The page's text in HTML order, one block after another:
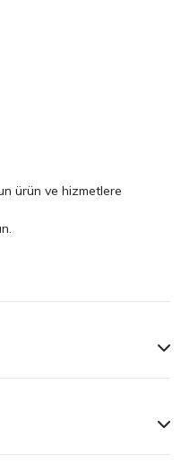
ürün ve hizmetlere